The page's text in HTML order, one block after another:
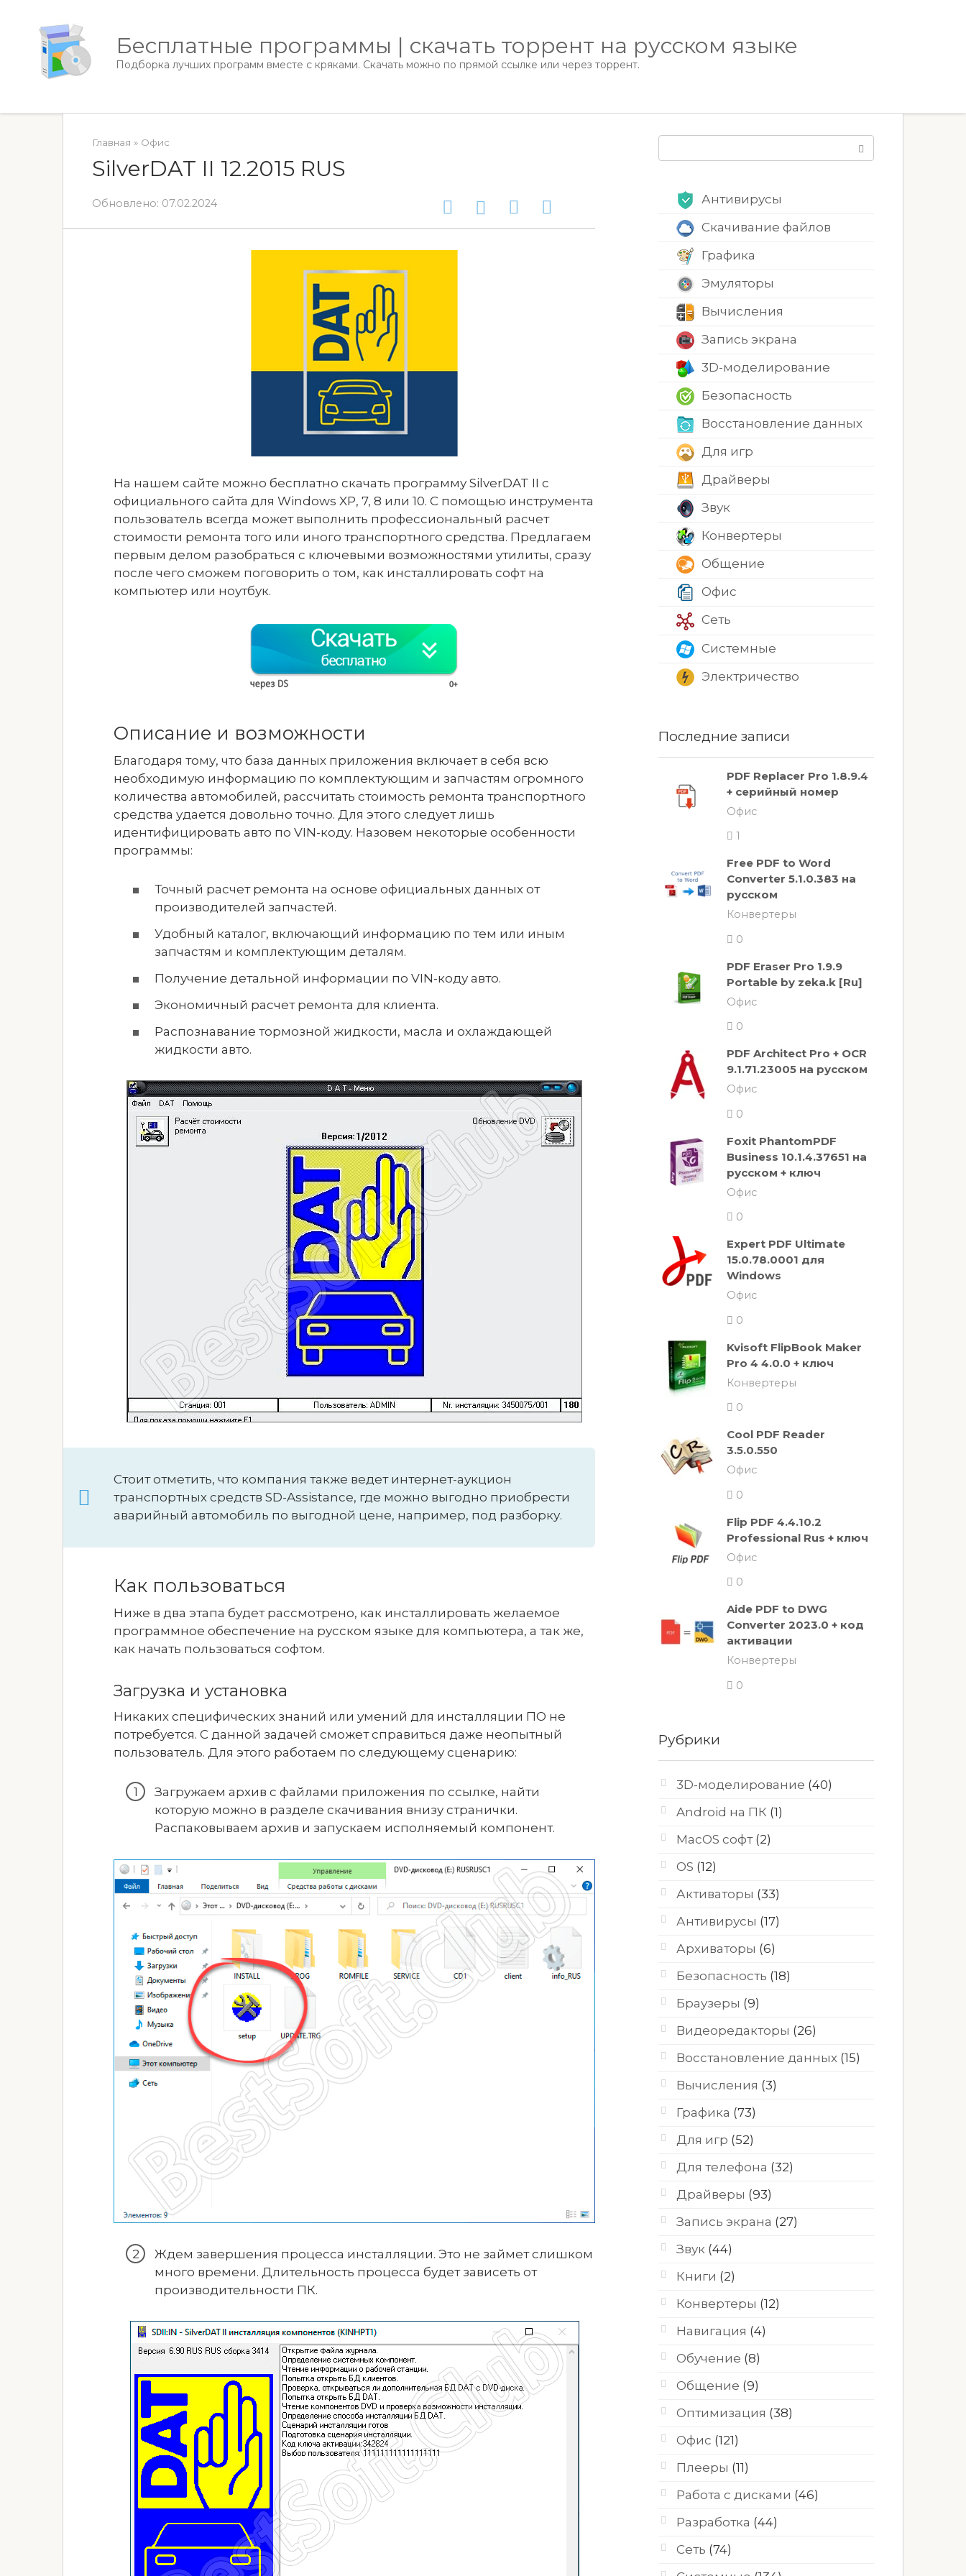
контенту
Бесплатные программы | скачать торрент на русском языке
Подборка лучших программ вместе с кряками. Скачать можно по прямой ссылке или через торрент.
Главная » Офис
SilverDAT II 12.2015 RUS
Обновлено: 07.02.2024
На нашем сайте можно бесплатно скачать программу SilverDAT II с
официального сайта для Windows XP, 7, 8 или 10. С помощью инструмента
пользователь всегда может выполнить профессиональный расчет
стоимости ремонта того или иного транспортного средства. Предлагаем
первым делом разобраться с ключевыми возможностями утилиты, сразу
после чего сможем поговорить о том, как инсталлировать софт на
компьютер или ноутбук.
Описание и возможности
Благодаря тому, что база данных приложения включает в себя всю
необходимую информацию по комплектующим и запчастям огромного
количества автомобилей, рассчитать стоимость ремонта транспортного
средства удается довольно точно. Для этого следует лишь
идентифицировать авто по VIN-коду. Назовем некоторые особенности
программы:
Точный расчет ремонта на основе официальных данных от
производителей запчастей.
Удобный каталог, включающий информацию по тем или иным
запчастям и комплектующим деталям.
Получение детальной информации по VIN-коду авто.
Экономичный расчет ремонта для клиента.
Распознавание тормозной жидкости, масла и охлаждающей
жидкости авто.
Стоит отметить, что компания также ведет интернет-аукцион
транспортных средств SD-Assistance, где можно выгодно приобрести
аварийный автомобиль по выгодной цене, например, под разборку.
Как пользоваться
Ниже в два этапа будет рассмотрено, как инсталлировать желаемое
программное обеспечение на русском языке для компьютера, а так же,
как начать пользоваться софтом.
Загрузка и установка
Никаких специфических знаний или умений для инсталляции ПО не
потребуется. С данной задачей сможет справиться даже неопытный
пользователь. Для этого работаем по следующему сценарию:
Загружаем архив с файлами приложения по ссылке, найти
которую можно в разделе скачивания внизу странички.
Распаковываем архив и запускаем исполняемый компонент.
Ждем завершения процесса инсталляции. Это не займет слишком
много времени. Длительность процесса будет зависеть от
производительности ПК.
Антивирусы
Скачивание файлов
Графика
Эмуляторы
Вычисления
Запись экрана
3D-моделирование
Безопасность
Восстановление данных
Для игр
Драйверы
Звук
Конвертеры
Общение
Офис
Сеть
Системные
Электричество
Последние записи
PDF Replacer Pro 1.8.9.4
+ серийный номер
Офис
1
Free PDF to Word
Converter 5.1.0.383 на
русском
Конвертеры
0
PDF Eraser Pro 1.9.9
Portable by zeka.k [Ru]
Офис
0
PDF Architect Pro + OCR
9.1.71.23005 на русском
Офис
0
Foxit PhantomPDF
Business 10.1.4.37651 на
русском + ключ
Офис
0
Expert PDF Ultimate
15.0.78.0001 для
Windows
Офис
0
Kvisoft FlipBook Maker
Pro 4 4.0.0 + ключ
Конвертеры
0
Cool PDF Reader
3.5.0.550
Офис
0
Flip PDF 4.4.10.2
Professional Rus + ключ
Офис
0
Aide PDF to DWG
Converter 2023.0 + код
активации
Конвертеры
0
Рубрики
3D-моделирование (40)
Android на ПК (1)
MacOS софт(2)
OS (12)
Активаторы (33)
Антивирусы (17)
Архиваторы (6)
Безопасность (18)
Браузеры (9)
Видеоредакторы (26)
Восстановление данных (15)
Вычисления (3)
Графика (73)
Для игр (52)
Для телефона (32)
Драйверы (93)
Запись экрана (27)
Звук (44)
Книги (2)
Конвертеры (12)
Навигация (4)
Обучение (8)
Общение (9)
Оптимизация (38)
Офис (121)
Плееры (11)
Работа с дисками (46)
Разработка (44)
Сеть (74)